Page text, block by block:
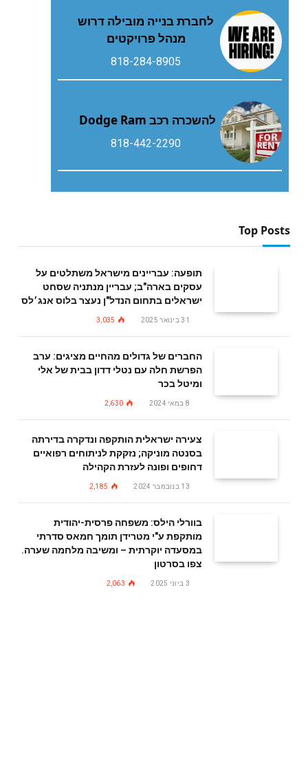
לחברת בנייה מובילה דרוש
מנהל פרויקטים
818-284-8905
להשכרה רכב Dodge Ram
818-442-2290
Top Posts
תופעה: עבריינים מישראל משתלטים על
עסקים בארה"ב; עבריין מנתניה שסחט
ישראלים בתחום הנדל"ן נעצר בלוס אנג׳לס
31 בינואר 2025 3,035
החברים של גדולים מהחיים מציגים: ערב
הפרשת חלה עם נטלי דדון בבית של אלי
ומיטל בכר
8 במאי 2024 2,630
צעירה ישראלית הותקפה ונדקרה בדירתה
בסנטה מוניקה; נזקקת לניתוחים רפואיים
דחופים ופונה לעזרת הקהילה
13 בנובמבר 2024 2,185
בוורלי הילס: משפחה פרסית-יהודית
מותקפת ע"י מטרידן תומך חמאס סדרתי
במסעדה יוקרתית – ומשיבה מלחמה שערה.
צפו בסרטון
3 ביוני 2025 2,063